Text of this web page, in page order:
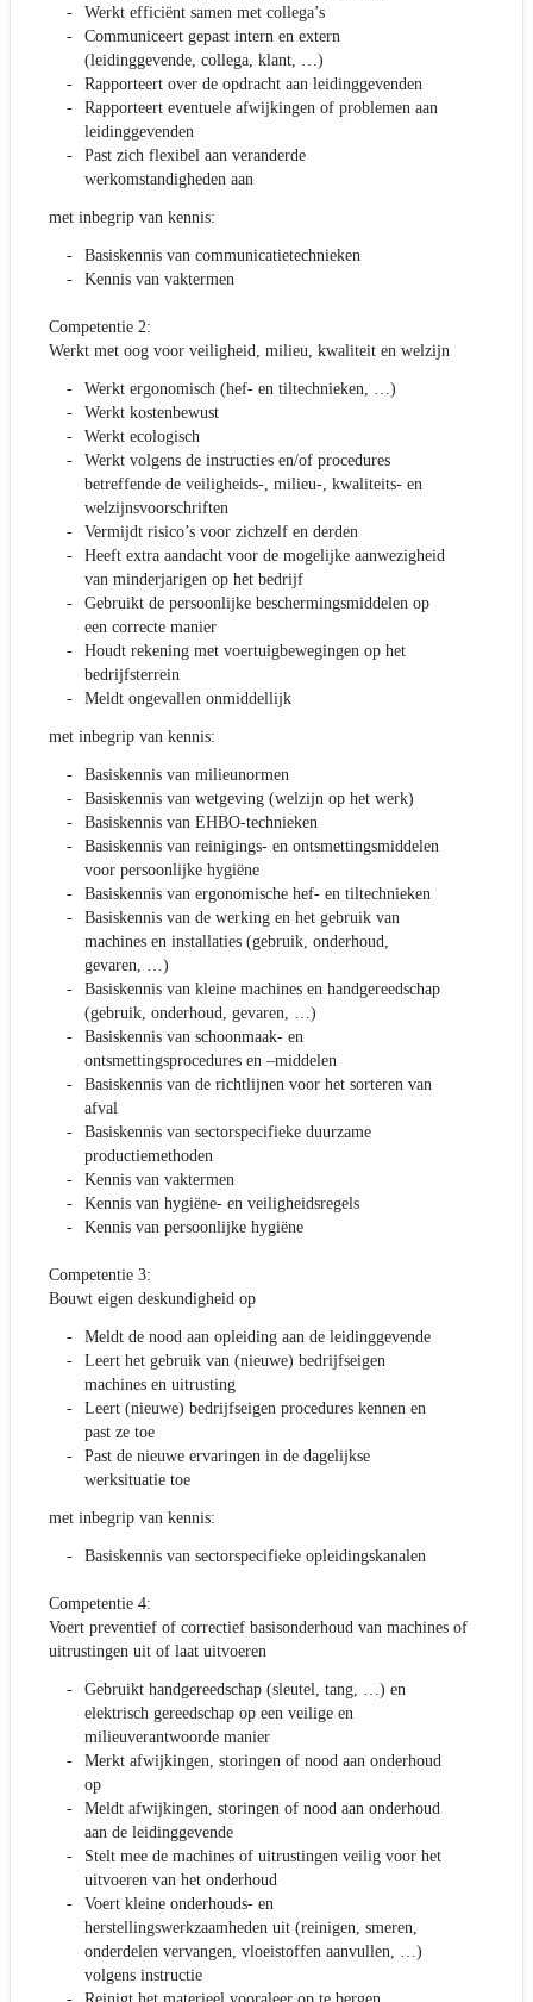
Werkt efficiënt samen met collega’s
Communiceert gepast intern en extern
(leidinggevende, collega, klant, …)
Rapporteert over de opdracht aan leidinggevenden
Rapporteert eventuele afwijkingen of problemen aan
leidinggevenden
Past zich flexibel aan veranderde
werkomstandigheden aan
met inbegrip van kennis:
Basiskennis van communicatietechnieken
Kennis van vaktermen
Competentie 2:
Werkt met oog voor veiligheid, milieu, kwaliteit en welzijn
Werkt ergonomisch (hef- en tiltechnieken, …)
Werkt kostenbewust
Werkt ecologisch
Werkt volgens de instructies en/of procedures
betreffende de veiligheids-, milieu-, kwaliteits- en
welzijnsvoorschriften
Vermijdt risico’s voor zichzelf en derden
Heeft extra aandacht voor de mogelijke aanwezigheid
van minderjarigen op het bedrijf
Gebruikt de persoonlijke beschermingsmiddelen op
een correcte manier
Houdt rekening met voertuigbewegingen op het
bedrijfsterrein
Meldt ongevallen onmiddellijk
met inbegrip van kennis:
Basiskennis van milieunormen
Basiskennis van wetgeving (welzijn op het werk)
Basiskennis van EHBO-technieken
Basiskennis van reinigings- en ontsmettingsmiddelen
voor persoonlijke hygiëne
Basiskennis van ergonomische hef- en tiltechnieken
Basiskennis van de werking en het gebruik van
machines en installaties (gebruik, onderhoud,
gevaren, …)
Basiskennis van kleine machines en handgereedschap
(gebruik, onderhoud, gevaren, …)
Basiskennis van schoonmaak- en
ontsmettingsprocedures en –middelen
Basiskennis van de richtlijnen voor het sorteren van
afval
Basiskennis van sectorspecifieke duurzame
productiemethoden
Kennis van vaktermen
Kennis van hygiëne- en veiligheidsregels
Kennis van persoonlijke hygiëne
Competentie 3:
Bouwt eigen deskundigheid op
Meldt de nood aan opleiding aan de leidinggevende
Leert het gebruik van (nieuwe) bedrijfseigen
machines en uitrusting
Leert (nieuwe) bedrijfseigen procedures kennen en
past ze toe
Past de nieuwe ervaringen in de dagelijkse
werksituatie toe
met inbegrip van kennis:
Basiskennis van sectorspecifieke opleidingskanalen
Competentie 4:
Voert preventief of correctief basisonderhoud van machines of
uitrustingen uit of laat uitvoeren
Gebruikt handgereedschap (sleutel, tang, …) en
elektrisch gereedschap op een veilige en
milieuverantwoorde manier
Merkt afwijkingen, storingen of nood aan onderhoud
op
Meldt afwijkingen, storingen of nood aan onderhoud
aan de leidinggevende
Stelt mee de machines of uitrustingen veilig voor het
uitvoeren van het onderhoud
Voert kleine onderhouds- en
herstellingswerkzaamheden uit (reinigen, smeren,
onderdelen vervangen, vloeistoffen aanvullen, …)
volgens instructie